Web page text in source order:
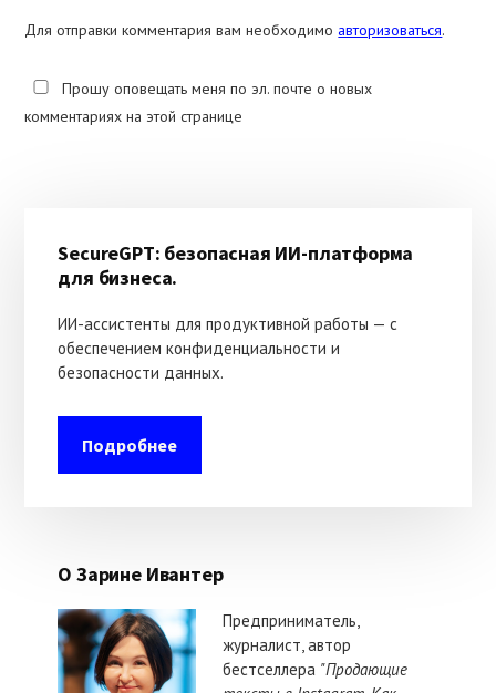
Для отправки комментария вам необходимо авторизоваться.
Прошу оповещать меня по эл. почте о новых
комментариях на этой странице
сайдбар
SecureGPT: безопасная ИИ-платформа
для бизнеса.
ИИ-ассистенты для продуктивной работы — с
обеспечением конфиденциальности и
безопасности данных.
Подробнее
О Зарине Ивантер
Предприниматель,
журналист, автор
бестселлера "Продающие